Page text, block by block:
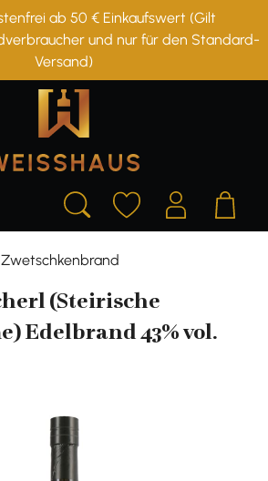
ab 50 € Einkaufswert (Gilt
und nur für den Standard-
Versand)
Zwetschkenbrand
(Steirische
Edelbrand 43% vol.